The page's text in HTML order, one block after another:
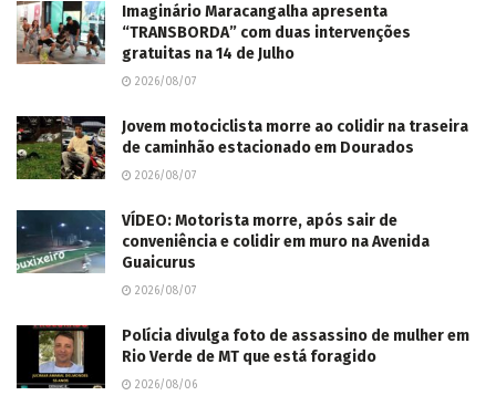
Imaginário Maracangalha apresenta
“TRANSBORDA” com duas intervenções
gratuitas na 14 de Julho
2026/08/07
Jovem motociclista morre ao colidir na traseira
de caminhão estacionado em Dourados
2026/08/07
VÍDEO: Motorista morre, após sair de
conveniência e colidir em muro na Avenida
Guaicurus
2026/08/07
Polícia divulga foto de assassino de mulher em
Rio Verde de MT que está foragido
2026/08/06